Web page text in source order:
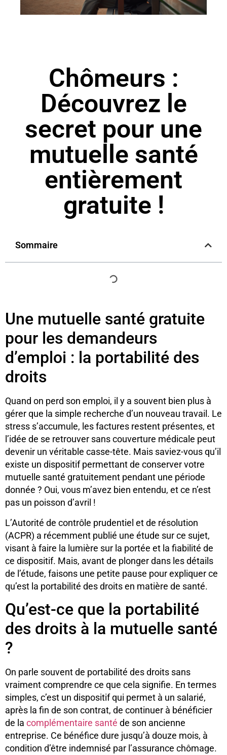
Chômeurs :
Découvrez le
secret pour une
mutuelle santé
entièrement
gratuite !
Sommaire
Une mutuelle santé gratuite
pour les demandeurs
d’emploi : la portabilité des
droits
Quand on perd son emploi, il y a souvent bien plus à
gérer que la simple recherche d’un nouveau travail. Le
stress s’accumule, les factures restent présentes, et
l’idée de se retrouver sans couverture médicale peut
devenir un véritable casse-tête. Mais saviez-vous qu’il
existe un dispositif permettant de conserver votre
mutuelle santé gratuitement pendant une période
donnée ? Oui, vous m’avez bien entendu, et ce n’est
pas un poisson d’avril !
L’Autorité de contrôle prudentiel et de résolution
(ACPR) a récemment publié une étude sur ce sujet,
visant à faire la lumière sur la portée et la fiabilité de
ce dispositif. Mais, avant de plonger dans les détails
de l’étude, faisons une petite pause pour expliquer ce
qu’est la portabilité des droits en matière de santé.
Qu’est-ce que la portabilité
des droits à la mutuelle santé
?
On parle souvent de portabilité des droits sans
vraiment comprendre ce que cela signifie. En termes
simples, c’est un dispositif qui permet à un salarié,
après la fin de son contrat, de continuer à bénéficier
de la complémentaire santé de son ancienne
entreprise. Ce bénéfice dure jusqu’à douze mois, à
condition d’être indemnisé par l’assurance chômage.